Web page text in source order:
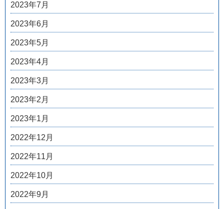
2023年7月
2023年6月
2023年5月
2023年4月
2023年3月
2023年2月
2023年1月
2022年12月
2022年11月
2022年10月
2022年9月